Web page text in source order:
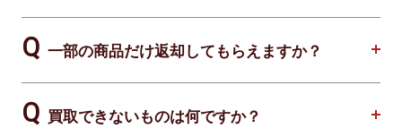
一部の商品だけ返却してもらえますか？
買取できないものは何ですか？